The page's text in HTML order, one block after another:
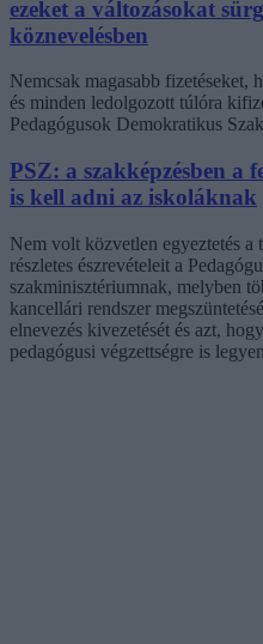
ezeket a változásokat
köznevelésben
Nemcsak magasabb fizetéseket,
és minden ledolgozott túlóra
Pedagógusok Demokratikus
PSZ: a szakképzésben a
is kell adni az iskoláknak
Nem volt közvetlen egyeztetés
részletes észrevételeit a
szakminisztériumnak, melyben
kancellári rendszer
elnevezés kivezetését és azt,
pedagógusi végzettségre is